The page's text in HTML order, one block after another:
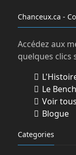
Chanceux.ca -
Accédez aux
quelques clics
Le
Voir
Blogue
Categories